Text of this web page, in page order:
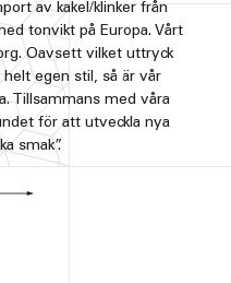
av kakel/klinker från
tonvikt på Europa. Vårt
Oavsett vilket uttryck
egen stil, så är vår
Tillsammans med våra
för att utveckla nya
smak”.